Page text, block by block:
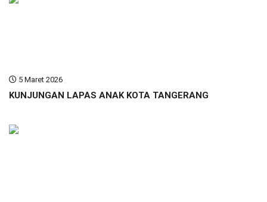
5 Maret 2026
KUNJUNGAN LAPAS ANAK KOTA TANGERANG